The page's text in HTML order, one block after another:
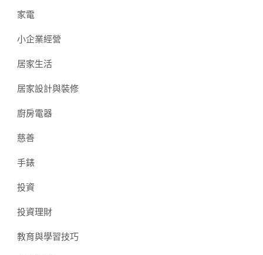
家電
小企業經營
居家生活
居家設計與裝修
廚房電器
慈善
手錶
投資
投資理財
教育與學習技巧